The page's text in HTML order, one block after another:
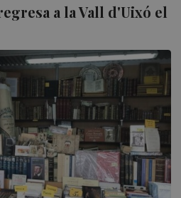
a la Vall d'Uixó el